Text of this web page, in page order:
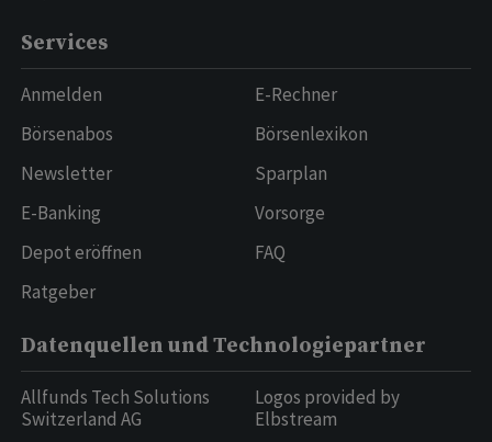
Services
Anmelden
Börsenabos
Newsletter
E-Banking
Depot eröffnen
Ratgeber
E-Rechner
Börsenlexikon
Sparplan
Vorsorge
FAQ
Datenquellen und Technologiepartner
Allfunds Tech Solutions
Switzerland AG
Logos provided by
Elbstream